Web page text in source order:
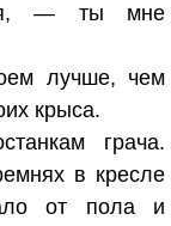
я, — ты мне
лучше, чем
крыса.
грача.
в кресле
от пола и